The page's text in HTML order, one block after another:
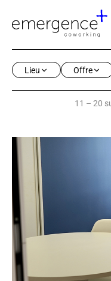
Lieu Offre
11 – 20